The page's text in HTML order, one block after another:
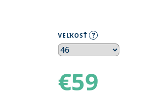
VEĽKOSŤ ?
€59